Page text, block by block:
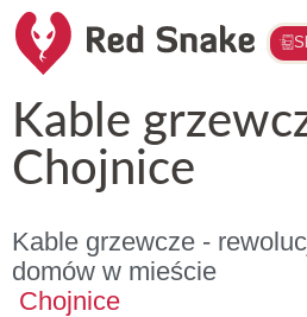
Kable
Chojnice
Kable grzewcze -
domów w mieście
Chojnice